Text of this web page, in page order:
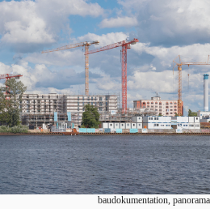
baudokumentation, panorama